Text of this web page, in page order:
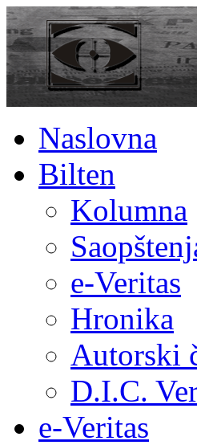
Naslovna
Bilten
Kolumna
e-Veritas
Hronika
Autorski
D.I.C.
e-Veritas